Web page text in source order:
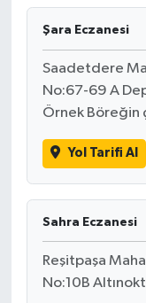
Şara Eczanesi
Saadetdere
No:67-69 A
Örnek Böreğin
Yol Tarifi Al
Sahra Eczanesi
Reşitpaşa
No:10B